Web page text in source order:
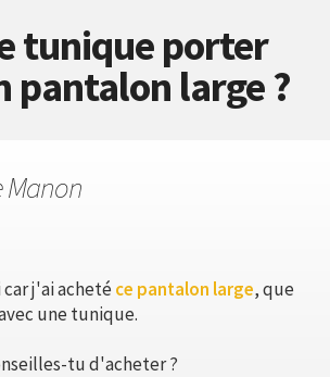
tunique porter
pantalon large ?
Manon
j'ai achetéce pantalon large, que
une tunique.
tu d'acheter ?